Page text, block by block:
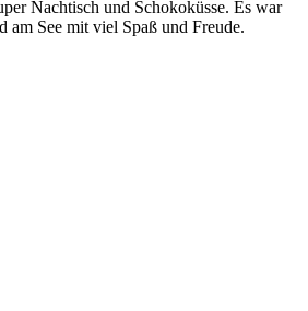
Nachtisch und Schokoküsse. Es war
am See mit viel Spaß und Freude.